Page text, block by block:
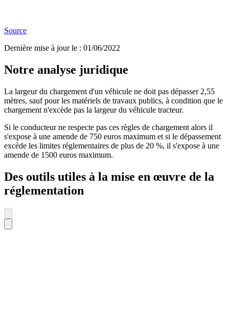
Source
Dernière mise à jour le : 01/06/2022
Notre analyse juridique
La largeur du chargement d'un véhicule ne doit pas dépasser 2,55
mètres, sauf pour les matériels de travaux publics, à condition que le
chargement n'excède pas la largeur du véhicule tracteur.
Si le conducteur ne respecte pas ces règles de chargement alors il
s'expose à une amende de 750 euros maximum et si le dépassement
excède les limites réglementaires de plus de 20 %, il s'expose à une
amende de 1500 euros maximum.
Des outils utiles à la mise en œuvre de la
réglementation